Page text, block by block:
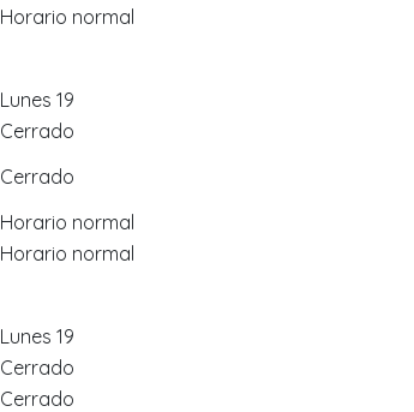
Horario normal
Lunes 19
Cerrado
Cerrado
Horario normal
Horario normal
Lunes 19
Cerrado
Cerrado